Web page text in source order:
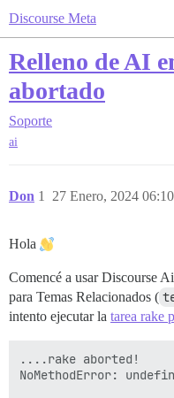
Discourse Meta
Relleno de AI
abortado
Soporte
ai
Don 27 Enero, 2024 06:10
1
Hola
Comencé a usar Discourse
para Temas Relacionados (
intento ejecutar la tarea rake
....rake aborted!
NoMethodError: